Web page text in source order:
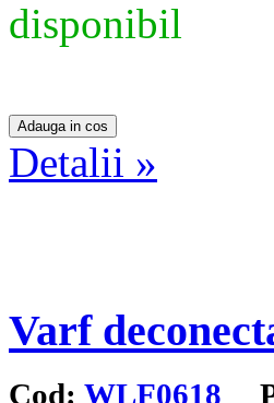
disponibil
Detalii »
Varf
Cod: WLF0618